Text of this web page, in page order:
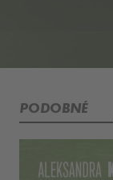
PODOBNÉ